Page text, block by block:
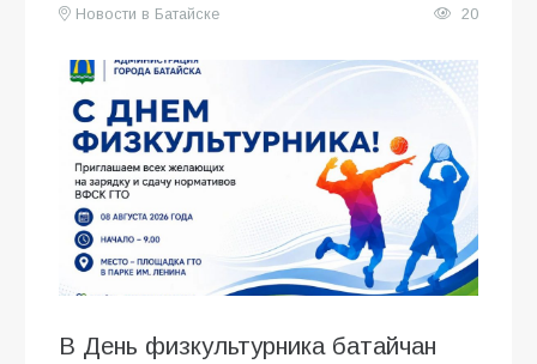
Новости в Батайске
20
В День физкультурника батайчан